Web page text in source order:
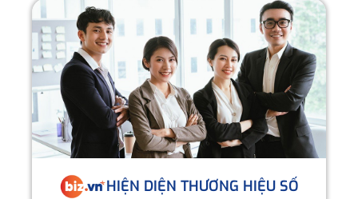
HIỆN DIỆN THƯƠNG HIỆU SỐ